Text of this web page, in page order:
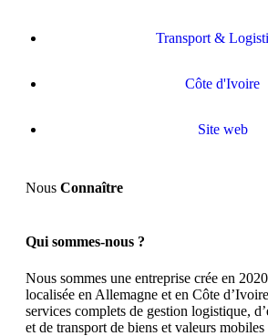
Transport &
Côte d'Ivoire
Site web
Nous Connaître
Qui sommes-nous ?
Nous sommes une entreprise crée en
localisée en Allemagne et en Côte
services complets de gestion logistique,
et de transport de biens et valeurs mobiles